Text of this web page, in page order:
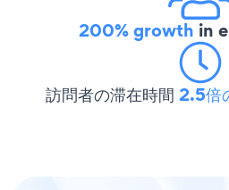
200% growth in
訪問者の滞在時間 2.5倍